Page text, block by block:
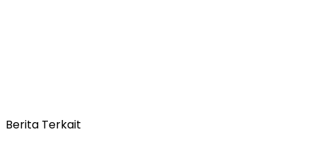
Berita Terkait